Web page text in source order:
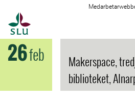
26feb
Makerspace,
biblioteket,